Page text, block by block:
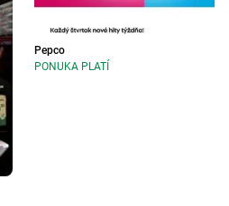
Pepco
PONUKA PLATÍ